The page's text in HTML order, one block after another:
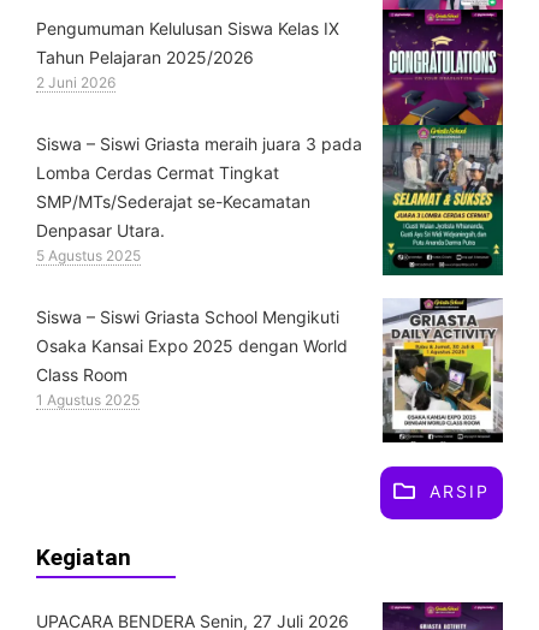
Pengumuman Kelulusan Siswa Kelas IX
Tahun Pelajaran 2025/2026
2 Juni 2026
Siswa – Siswi Griasta meraih juara 3 pada
Lomba Cerdas Cermat Tingkat
SMP/MTs/Sederajat se-Kecamatan
Denpasar Utara.
5 Agustus 2025
Siswa – Siswi Griasta School Mengikuti
Osaka Kansai Expo 2025 dengan World
Class Room
1 Agustus 2025
ARSIP
Kegiatan
UPACARA BENDERA Senin, 27 Juli 2026